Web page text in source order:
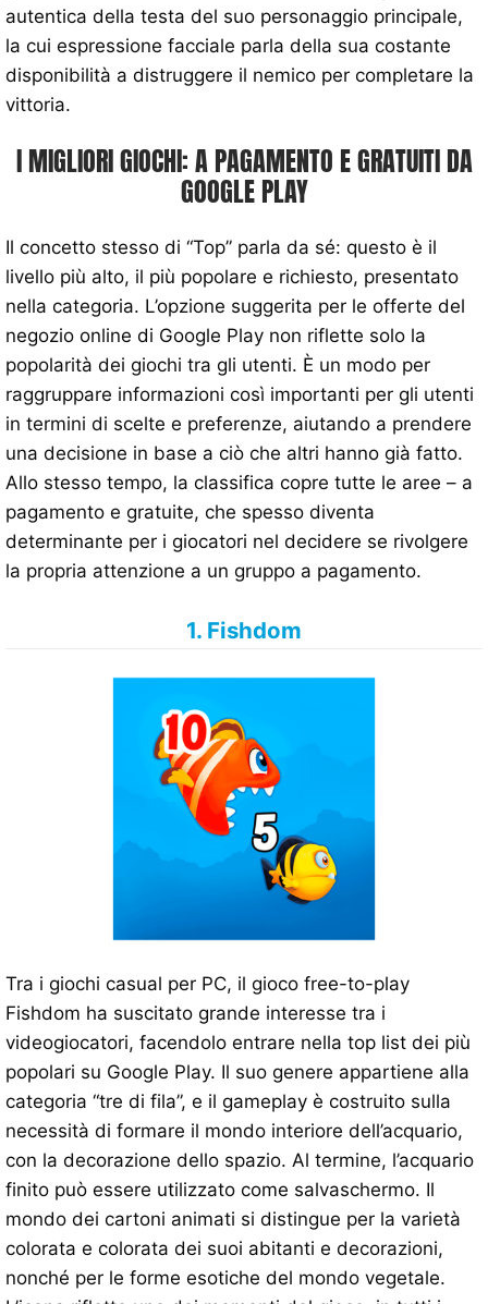
autentica della testa del suo personaggio principale,
la cui espressione facciale parla della sua costante
disponibilità a distruggere il nemico per completare la
vittoria.
I MIGLIORI GIOCHI: A PAGAMENTO E GRATUITI DA
GOOGLE PLAY
Il concetto stesso di “Top” parla da sé: questo è il
livello più alto, il più popolare e richiesto, presentato
nella categoria. L’opzione suggerita per le offerte del
negozio online di Google Play non riflette solo la
popolarità dei giochi tra gli utenti. È un modo per
raggruppare informazioni così importanti per gli utenti
in termini di scelte e preferenze, aiutando a prendere
una decisione in base a ciò che altri hanno già fatto.
Allo stesso tempo, la classifica copre tutte le aree – a
pagamento e gratuite, che spesso diventa
determinante per i giocatori nel decidere se rivolgere
la propria attenzione a un gruppo a pagamento.
1. Fishdom
Tra i giochi casual per PC, il gioco free-to-play
Fishdom ha suscitato grande interesse tra i
videogiocatori, facendolo entrare nella top list dei più
popolari su Google Play. Il suo genere appartiene alla
categoria “tre di fila”, e il gameplay è costruito sulla
necessità di formare il mondo interiore dell’acquario,
con la decorazione dello spazio. Al termine, l’acquario
finito può essere utilizzato come salvaschermo. Il
mondo dei cartoni animati si distingue per la varietà
colorata e colorata dei suoi abitanti e decorazioni,
nonché per le forme esotiche del mondo vegetale.